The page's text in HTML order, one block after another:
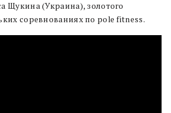
Щукина (Украина), золотого
соревнованиях по pole fitness.